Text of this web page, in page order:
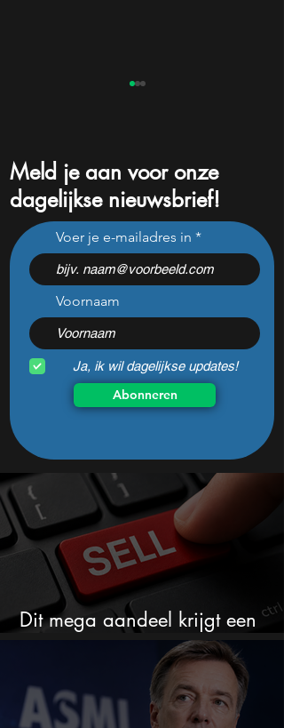
ASML koopt voor bijna €1
miljard eigen aandelen:
slimme zet of dure timing?
Meld je aan voor onze
dagelijkse nieuwsbrief!
Voer je e-mailadres in
Voornaam
Ja, ik wil dagelijkse updates!
Abonneren
Dit mega aandeel krijgt een
zeldzaam verkoopadvies